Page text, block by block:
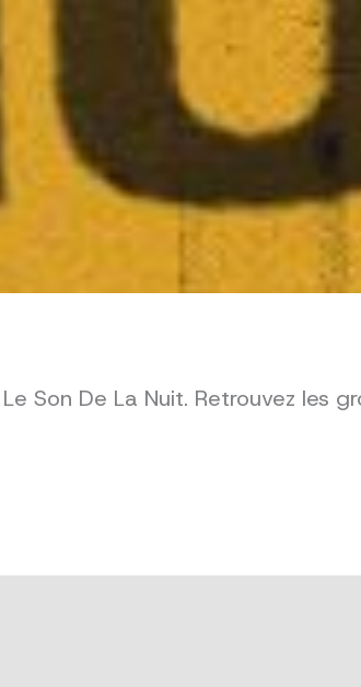
Son De La Nuit. Retrouvez les